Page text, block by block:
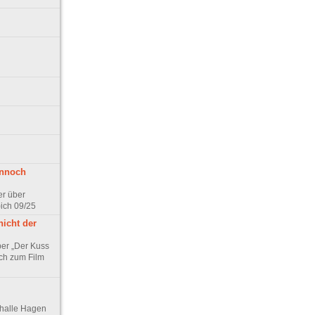
über
09/25
der
„Der Kuss
zum Film
Hagen